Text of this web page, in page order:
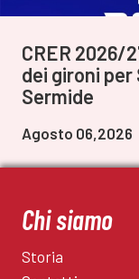
CRER 2026/
dei gironi per
Sermide
Agosto 06,2026
Chi siamo
Storia